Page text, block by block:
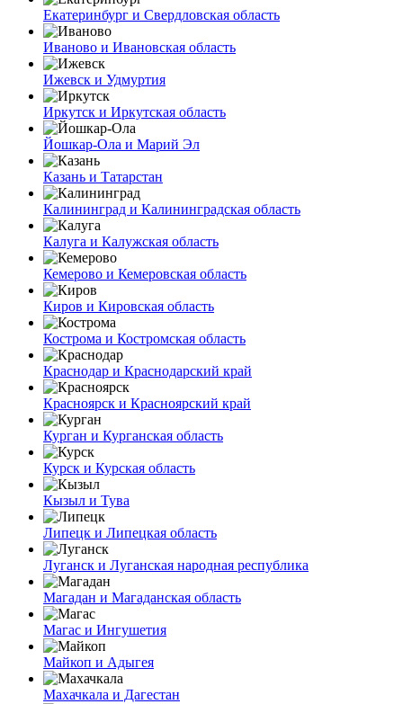
Екатеринбург и Свердловская область
Иваново и Ивановская область
Ижевск и Удмуртия
Иркутск и Иркутская область
Йошкар-Ола и Марий Эл
Казань и Татарстан
Калининград и Калининградская область
Калуга и Калужская область
Кемерово и Кемеровская область
Киров и Кировская область
Кострома и Костромская область
Краснодар и Краснодарский край
Красноярск и Красноярский край
Курган и Курганская область
Курск и Курская область
Кызыл и Тува
Липецк и Липецкая область
Луганск и Луганская народная республика
Магадан и Магаданская область
Магас и Ингушетия
Майкоп и Адыгея
Махачкала и Дагестан